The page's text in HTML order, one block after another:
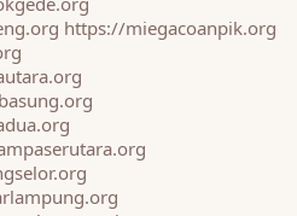
https://miegacoanpik.org